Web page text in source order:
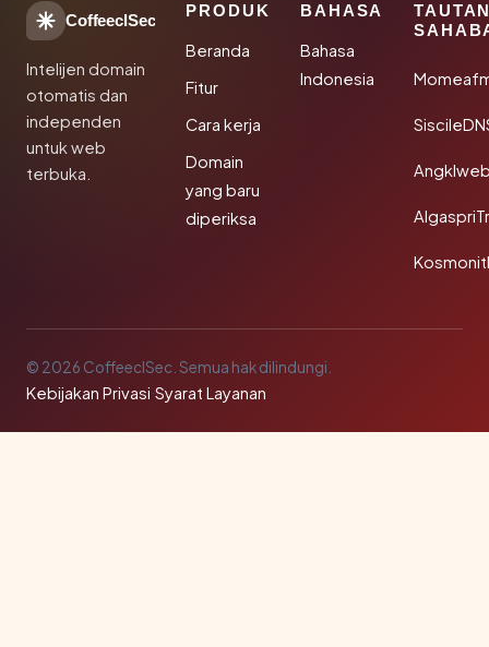
CoffeeclSec
Intelijen domain
otomatis dan
independen
untuk web
terbuka.
PRODUK
Beranda
Fitur
Cara kerja
Domain
yang baru
diperiksa
BAHASA
Bahasa
Indonesia
© 2026 CoffeeclSec. Semua hak dilindungi.
Kebijakan Privasi·Syarat Layanan